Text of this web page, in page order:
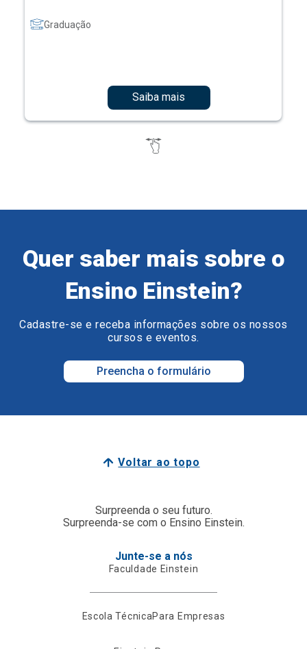
Graduação
Saiba mais
Quer saber mais sobre o
Ensino Einstein?
Cadastre-se e receba informações sobre os nossos
cursos e eventos.
Preencha o formulário
Voltar ao topo
Surpreenda o seu futuro.
Surpreenda-se com o Ensino Einstein.
Junte-se a nós
Faculdade Einstein
Escola TécnicaPara Empresas